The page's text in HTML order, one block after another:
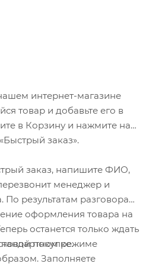
«4th Dimension Cooling
Fix»
«aFIX»
II» (2014) имеет линейку
см
интернет-магазине
товар и добавьте его в
в Корзину и нажмите на
заказ».
заказ, напишите ФИО,
менеджер и
По результатам разговора
оформления товара на
останется только ждать
покупке.режиме
Заполняете